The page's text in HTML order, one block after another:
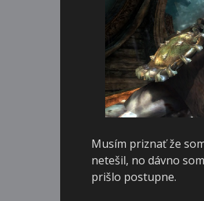
Musím priznať že
netešil, no dávno
prišlo postupne.